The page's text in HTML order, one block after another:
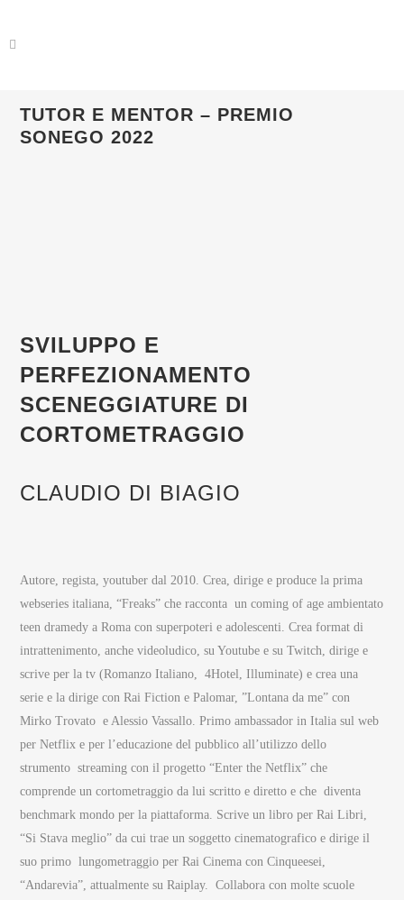
TUTOR E MENTOR – PREMIO
SONEGO 2022
SVILUPPO E
PERFEZIONAMENTO
SCENEGGIATURE DI
CORTOMETRAGGIO
CLAUDIO DI BIAGIO
Autore, regista, youtuber dal 2010. Crea, dirige e produce la prima
webseries italiana, “Freaks” che racconta un coming of age ambientato
teen dramedy a Roma con superpoteri e adolescenti. Crea format di
intrattenimento, anche videoludico, su Youtube e su Twitch, dirige e
scrive per la tv (Romanzo Italiano, 4Hotel, Illuminate) e crea una
serie e la dirige con Rai Fiction e Palomar, ”Lontana da me” con
Mirko Trovato e Alessio Vassallo.Primo ambassador in Italia sul web
per Netflix e per l’educazione del pubblico all’utilizzo dello
strumento streaming con il progetto “Enter the Netflix” che
comprende un cortometraggio da lui scritto e diretto e che diventa
benchmark mondo per la piattaforma. Scrive un libro per Rai Libri,
“Si Stava meglio” da cui trae un soggetto cinematografico e dirige il
suo primo lungometraggio per Rai Cinema con Cinqueesei,
“Andarevia”, attualmente su Raiplay. Collabora con molte scuole